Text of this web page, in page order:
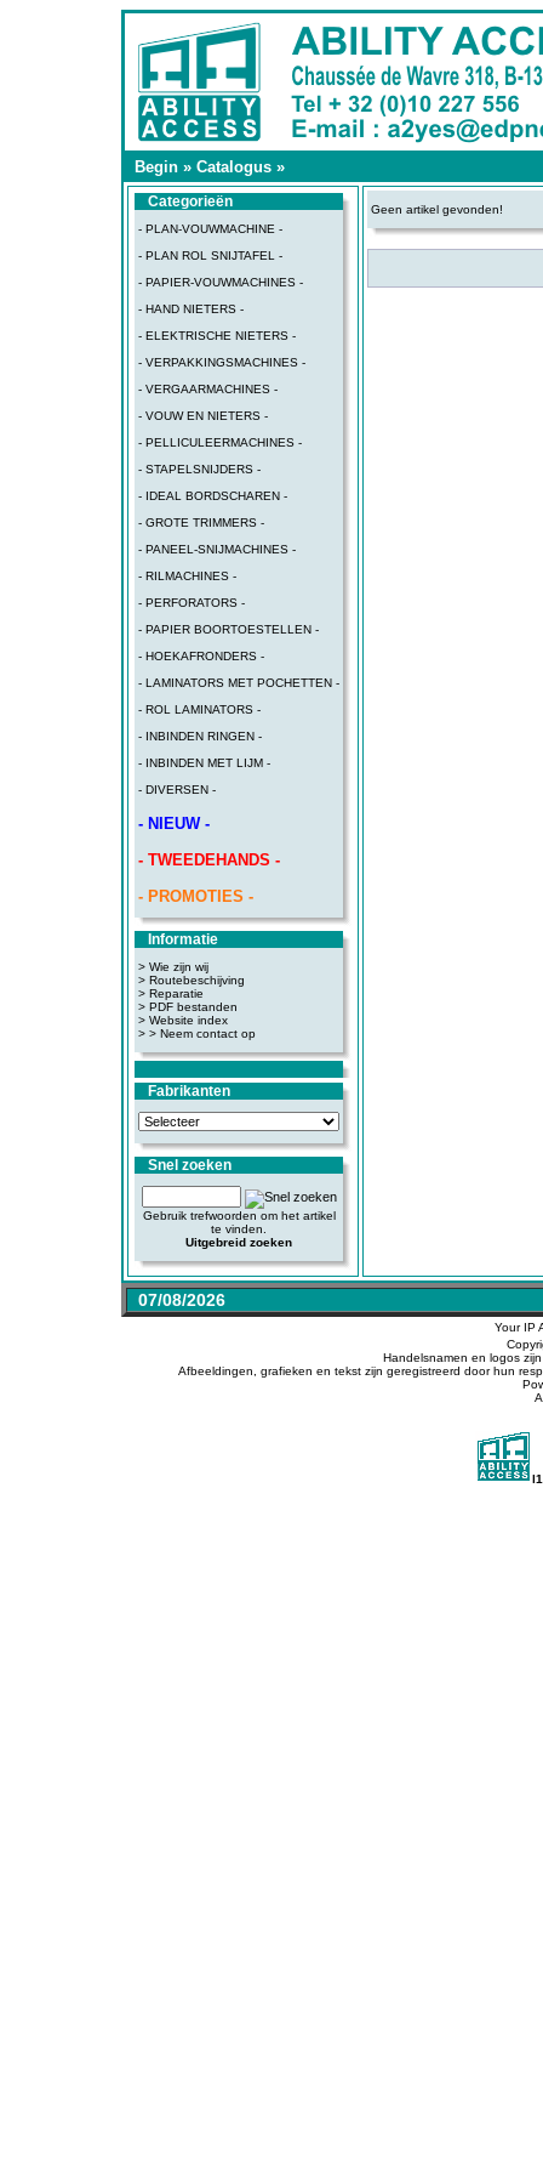
Begin » Catalogus »
Categorieën
- PLAN-VOUWMACHINE -
- PLAN ROL SNIJTAFEL -
- PAPIER-VOUWMACHINES -
- HAND NIETERS -
- ELEKTRISCHE NIETERS -
- VERPAKKINGSMACHINES -
- VERGAARMACHINES -
- VOUW EN NIETERS -
- PELLICULEERMACHINES -
- STAPELSNIJDERS -
- IDEAL BORDSCHAREN -
- GROTE TRIMMERS -
- PANEEL-SNIJMACHINES -
- RILMACHINES -
- PERFORATORS -
- PAPIER BOORTOESTELLEN -
- HOEKAFRONDERS -
- LAMINATORS MET POCHETTEN -
- ROL LAMINATORS -
- INBINDEN RINGEN -
- INBINDEN MET LIJM -
- DIVERSEN -
- NIEUW -
- TWEEDEHANDS -
- PROMOTIES -
Informatie
> Wie zijn wij
> Routebeschijving
> Reparatie
> PDF bestanden
> Website index
> > Neem contact op
Fabrikanten
Snel zoeken
Gebruik trefwoorden om het artikel
te vinden.
Uitgebreid zoeken
Geen artikel gevonden!
07/08/2026
Your IP
Handelsnamen en logos
Afbeeldingen, grafieken en tekst zijn geregistreerd door hun